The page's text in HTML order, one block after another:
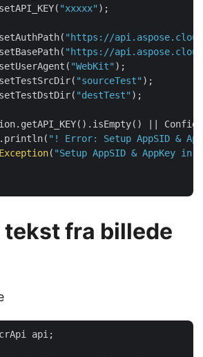
"xxxxx" );
"https://
"https://
"WebKit" );
"sourceTest" );
"destTest" );
||
"! Error: Setup AppSID &
Exception( "Setup AppSID & AppKey in
tekst fra billede
api;